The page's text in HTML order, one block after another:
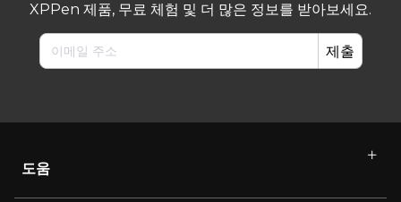
XPPen 제품, 무료 체험 및 더 많은 정보를 받아보세요.
제출
도움